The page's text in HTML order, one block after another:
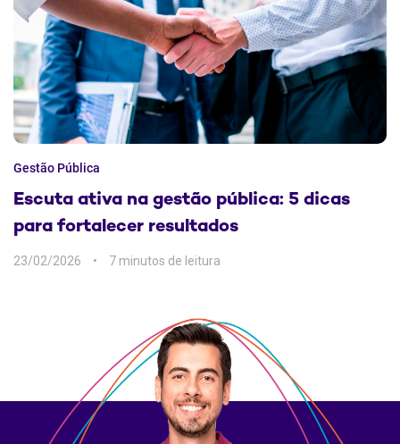
Gestão Pública
Escuta ativa na gestão pública: 5 dicas
para fortalecer resultados
23/02/2026 7 min